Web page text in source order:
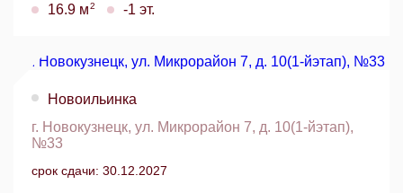
16.9 м2 -1 эт.
Новоильинка
г. Новокузнецк, ул. Микрорайон 7, д. 10(1-йэтап),
№33
срок сдачи: 30.12.2027